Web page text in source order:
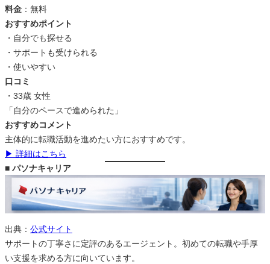
料金 ：無料
おすすめポイント
・自分でも探せる
・サポートも受けられる
・使いやすい
口コミ
・33歳 女性
「自分のペースで進められた」
おすすめコメント
主体的に転職活動を進めたい方におすすめです。
▶ 詳細はこちら
■ パソナキャリア
出典： 公式サイト
サポートの丁寧さに定評のあるエージェント。初めての転職や手厚
い支援を求める方に向いています。